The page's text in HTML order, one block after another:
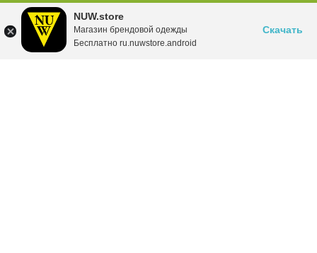
NUW.store
Магазин брендовой одежды
Бесплатно ru.nuwstore.android
Скачать